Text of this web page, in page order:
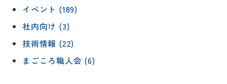
イベント (189)
社内向け (3)
技術情報 (22)
まごころ職人会 (6)